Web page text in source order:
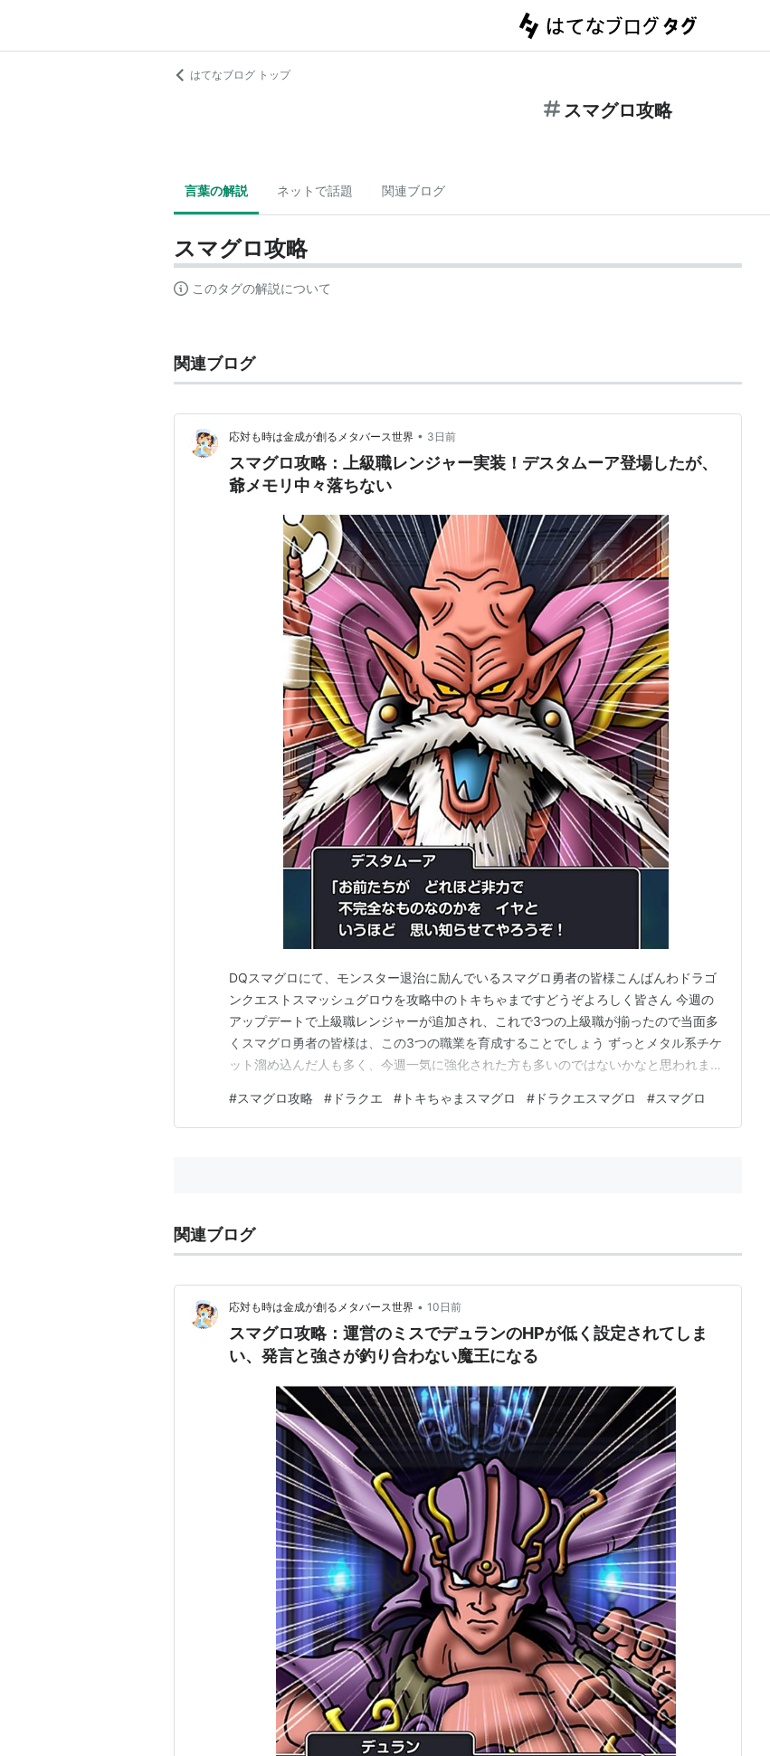
はてなブログ トップ
スマグロ攻略
言葉の解説 ネットで話題 関連ブログ
スマグロ攻略
このタグの解説について
関連ブログ
応対も時は金成が創るメタバース世界 • 3日前
スマグロ攻略：上級職レンジャー実装！デスタムーア登場したが、
爺メモリ中々落ちない
DQスマグロにて、モンスター退治に励んでいるスマグロ勇者の皆様こんばんわドラゴ
ンクエストスマッシュグロウを攻略中のトキちゃまですどうぞよろしく皆さん 今週の
アップデートで上級職レンジャーが追加され、これで3つの上級職が揃ったので当面多
くスマグロ勇者の皆様は、この3つの職業を育成することでしょう ずっとメタル系チケ
ット溜め込んだ人も多く、今週一気に強化された方も多いのではないかなと思われま
ィン含めて、これで私も3人の育成に専念できます 加えて前からずっと欲しいと思って
たバーバラ武器のカルベロビュート スマグロポイン…
#スマグロ攻略 # ドラクエ # トキちゃまスマグロ # ドラクエスマグロ #スマグロ
関連ブログ
応対も時は金成が創るメタバース世界 • 10日前
スマグロ攻略：運営のミスでデュランのHPが低く設定されてしま
い、発言と強さが釣り合わない魔王になる